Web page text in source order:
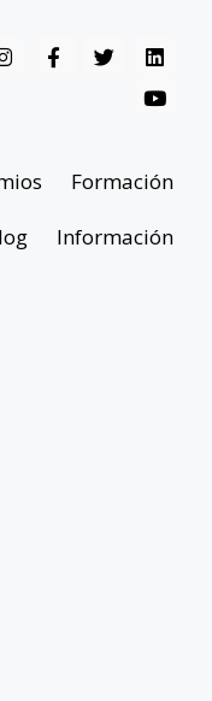
Formación
Información